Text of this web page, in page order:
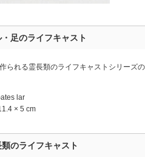
足のライフキャスト
られる霊長類のライフキャストシリー
lar
× 5 cm
のライフキャスト